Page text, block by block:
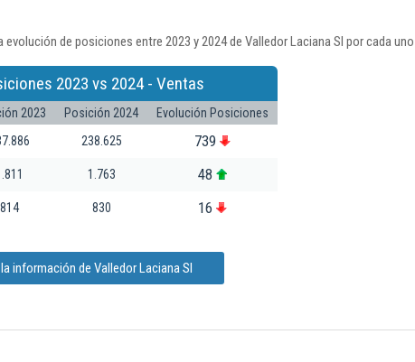
de posiciones entre 2023 y 2024 de Valledor Laciana Sl por cada
2023 vs 2024 - Ventas
2023 Posición 2024
Evolución Posiciones
238.625 739
1.763 48
814 830 16
información de Valledor Laciana Sl